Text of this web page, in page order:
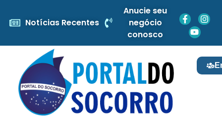
Notícias Recentes
Anucie seu
negócio
conosco